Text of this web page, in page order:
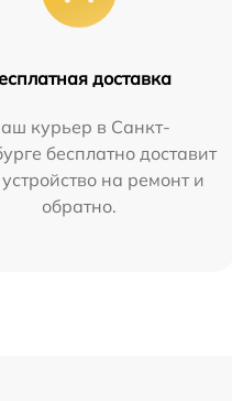
доставка
курьер в Санкт-
бесплатно доставит
на ремонт и
обратно.